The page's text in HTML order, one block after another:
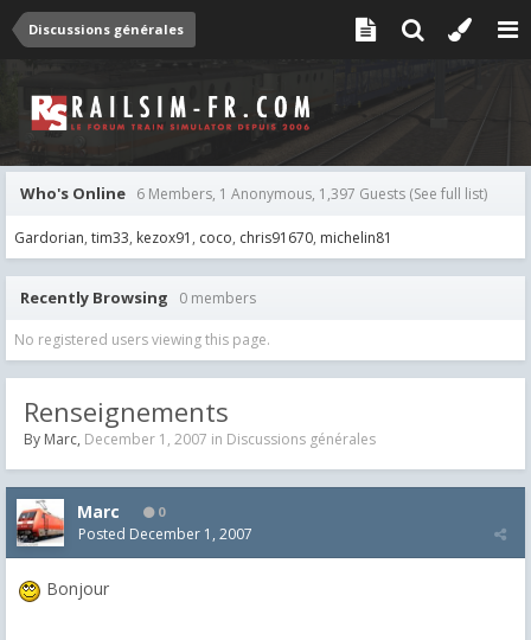
Discussions générales
Who's Online 6 Members, 1 Anonymous, 1,397 Guests (See full list)
Gardorian tim33 kezox91 coco chris91670 michelin81
Recently Browsing 0 members
No registered users viewing this page.
Renseignements
By Marc, December 1, 2007 in Discussions générales
Marc 0
Posted December 1, 2007
Bonjour